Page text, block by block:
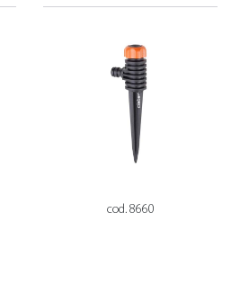
cod. 8660